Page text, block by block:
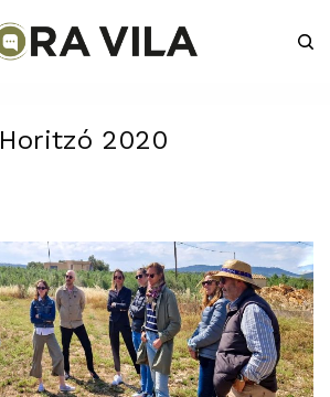
Horitzó 2020